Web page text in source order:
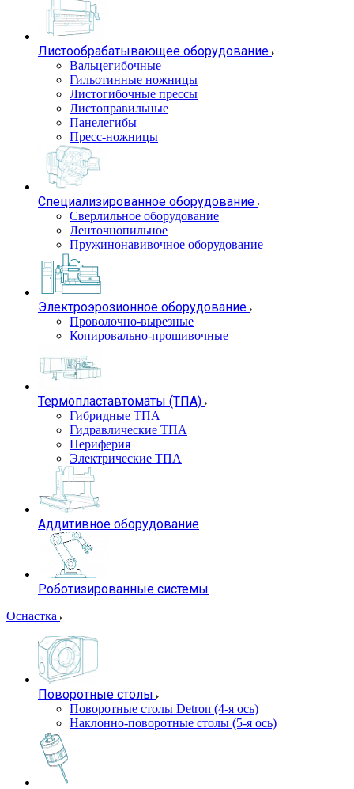
Листообрабатывающее оборудование
Вальцегибочные
Гильотинные ножницы
Листогибочные прессы
Листоправильные
Панелегибы
Пресс-ножницы
Специализированное оборудование
Сверлильное оборудование
Ленточнопильное
Пружинонавивочное оборудование
Электроэрозионное оборудование
Проволочно-вырезные
Копировально-прошивочные
Термопластавтоматы (ТПА)
Гибридные ТПА
Гидравлические ТПА
Периферия
Электрические ТПА
Аддитивное оборудование
Роботизированные системы
Оснастка
Поворотные столы
Поворотные столы Detron (4-я ось)
Наклонно-поворотные столы (5-я ось)